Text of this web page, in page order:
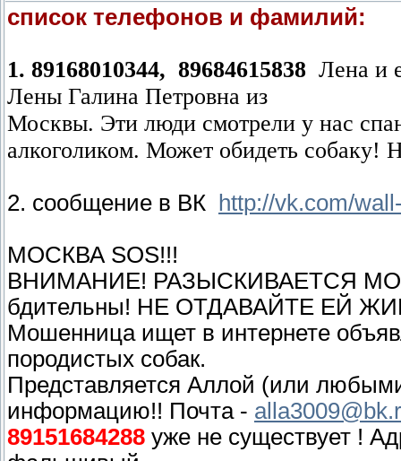
список телефонов и фамилий:
1. 89168010344, 89684615838 Лена и
Лены Галина Петровна из
Москвы. Эти люди смотрели у нас
алкоголиком. Может обидеть собаку!
2. сообщение в ВК http://vk.com/
МОСКВА SOS!!!
ВНИМАНИЕ! РАЗЫСКИВАЕТСЯ
бдительны! НЕ ОТДАВАЙТЕ ЕЙ
Мошенница ищет в интернете
породистых собак.
Представляется Аллой (или
информацию!! Почта -
89151684288 уже не существует !